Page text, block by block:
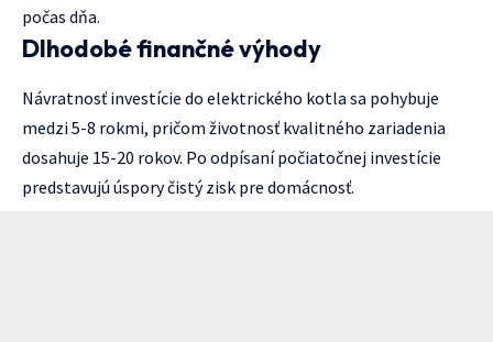
počas dňa.
Dlhodobé finančné výhody
Návratnosť investície do elektrického kotla sa pohybuje
medzi 5-8 rokmi, pričom životnosť kvalitného zariadenia
dosahuje 15-20 rokov. Po odpísaní počiatočnej investície
predstavujú úspory čistý zisk pre domácnosť.